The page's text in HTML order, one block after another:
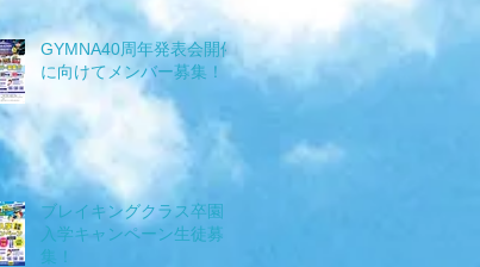
GYMNA40周年発表会開催
に向けてメンバー募集！！
ブレイキングクラス卒園・
入学キャンペーン生徒募
集！